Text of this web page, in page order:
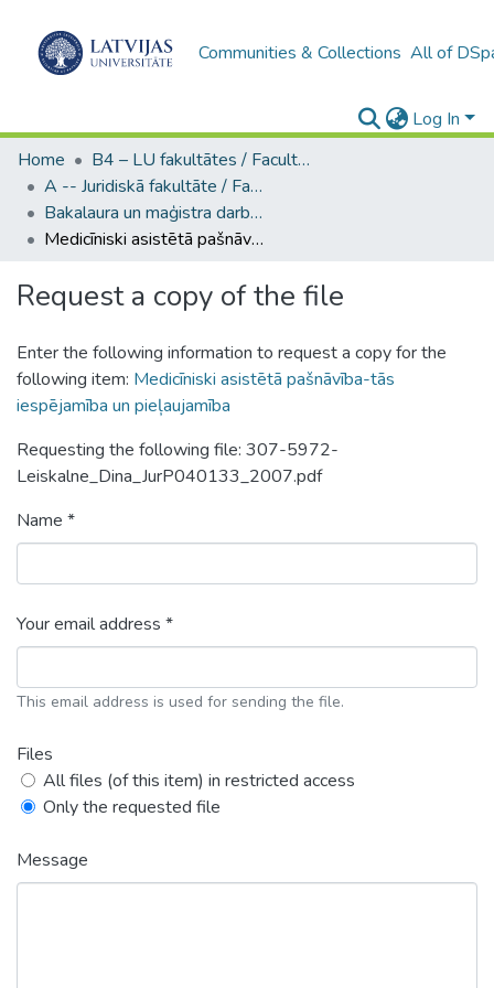
Communities & Collections All of
Log In
Home
B4 – LU fakultātes / Faculties of the UL
A -- Juridiskā fakultāte / Faculty of Law
Bakalaura un maģistra darbi (JF) / Bachelor's and Master's theses
Medicīniski asistētā pašnāvība-tās iespējamība un pieļaujamība
Request a copy of the file
Enter the following information to request a copy for the
following item: Medicīniski asistētā pašnāvība-tās
iespējamība un pieļaujamība
Requesting the following file: 307-5972-
Leiskalne_Dina_JurP040133_2007.pdf
Name *
Your email address *
This email address is used for sending the file.
Files
All files (of this item) in restricted access
Only the requested file
Message